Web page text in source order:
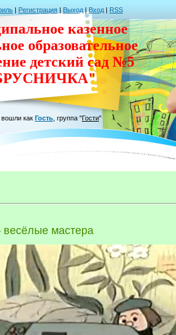
| Регистрация | Выход | Вход | RSS
казенное
образовательное
детский сад №5
как Гость группа "Гости"
мастера